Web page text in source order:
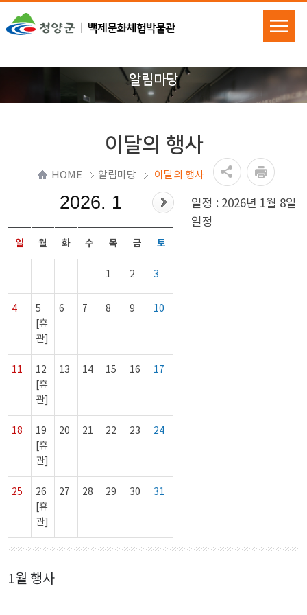
알림마당
이달의 행사
HOME 알림마당 이달의 행사
2026. 1
일 월 화 수 목 금 토
1 2 3
4
5
[휴
관]
6 7 8 9 10
11
12
[휴
관]
13 14 15 16 17
18
19
[휴
관]
20 21 22 23 24
25
26
[휴
관]
27 28 29 30 31
일정 : 2026년 1월 8일
일정
1월 행사